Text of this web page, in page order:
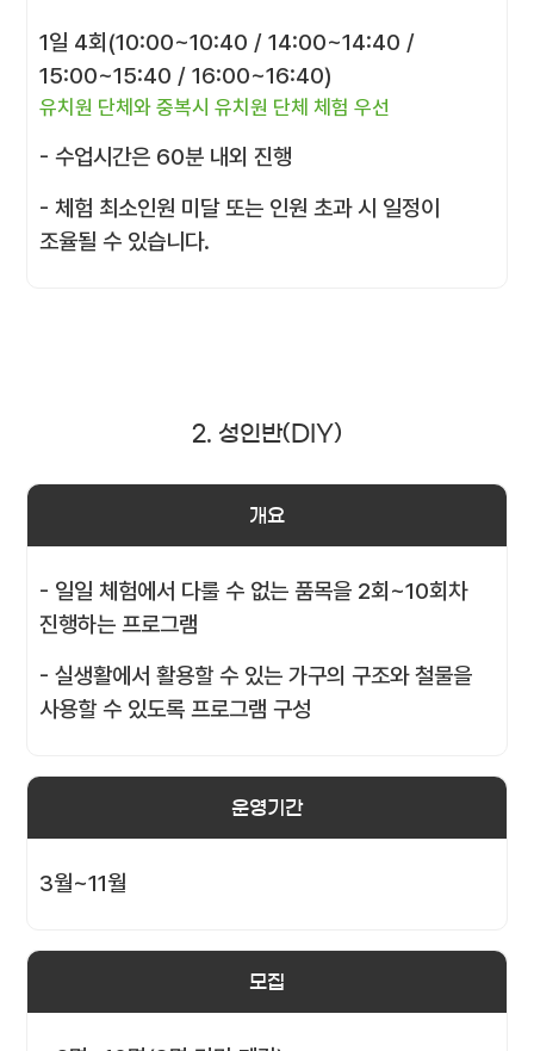
1일 4회(10:00~10:40 / 14:00~14:40 /
15:00~15:40 / 16:00~16:40)
유치원 단체와 중복시 유치원 단체 체험 우선
- 수업시간은 60분 내외 진행
- 체험 최소인원 미달 또는 인원 초과 시 일정이
조율될 수 있습니다.
2. 성인반(DIY)
개요
- 일일 체험에서 다룰 수 없는 품목을 2회~10회차
진행하는 프로그램
- 실생활에서 활용할 수 있는 가구의 구조와 철물을
사용할 수 있도록 프로그램 구성
운영기간
3월~11월
모집